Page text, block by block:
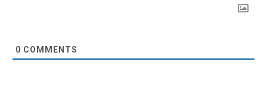
0 COMMENTS